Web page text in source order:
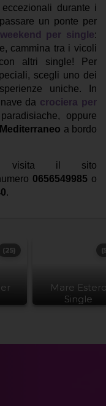
durante i
un ponte per
weekend per single:
cammina tra i vicoli
altri single! Per
scegli uno dei
uniche. In
da crociera per
oppure
Mediterraneo a bordo
visita il sito
0656549985 o
.
(25)
Mare
Single